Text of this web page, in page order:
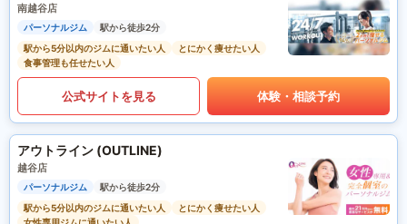
南越谷店
パーソナルジム
駅から徒歩2分
駅から5分以内のジムに通いたい人
とにかく痩せたい人
食事管理も任せたい人
公式サイトを見る 体験・相談予約
アウトライン (OUTLINE)
越谷店
パーソナルジム
駅から徒歩2分
駅から5分以内のジムに通いたい人
とにかく痩せたい人